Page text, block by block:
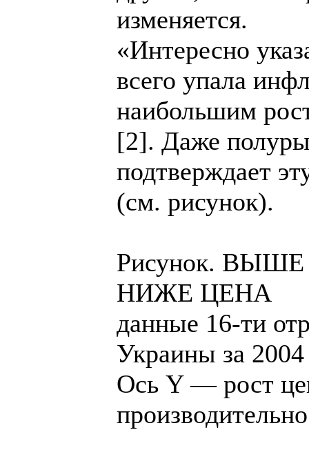
изменяется.
«Интересно
всего упала
наибольшим
[2]. Даже
подтверждает
(см. рисунок).
Рисунок.
НИЖЕ ЦЕНА
данные 16-ти
Украины за 2004
Ось Y — рост